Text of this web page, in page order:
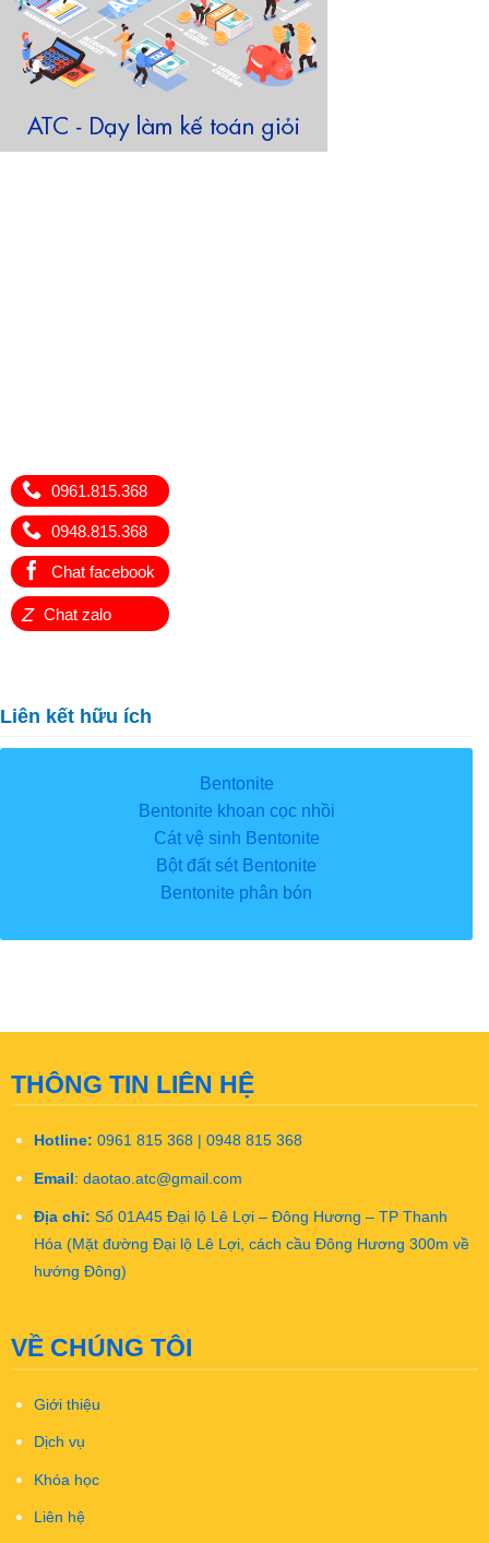
0961.815.368
0948.815.368
Chat facebook
Z Chat zalo
Liên kết hữu ích
Bentonite
Bentonite khoan cọc nhồi
Cát vệ sinh Bentonite
Bột đất sét Bentonite
Bentonite phân bón
THÔNG TIN LIÊN HỆ
Hotline: 0961 815 368 | 0948 815 368
Email : daotao.atc@gmail.com
Địa chỉ: Số 01A45 Đại lộ Lê Lợi – Đông Hương – TP Thanh
Hóa (Mặt đường Đại lộ Lê Lợi, cách cầu Đông Hương 300m về
hướng Đông)
VỀ CHÚNG TÔI
Giới thiệu
Dịch vụ
Khóa học
Liên hệ